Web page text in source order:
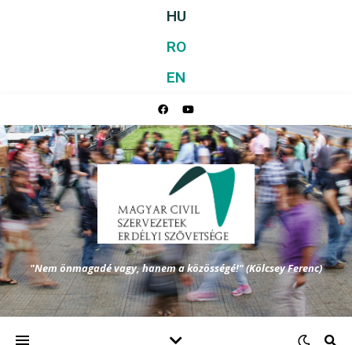
HU
RO
EN
"Nem önmagadé vagy, hanem a közösségé!" (Kölcsey Ferenc)